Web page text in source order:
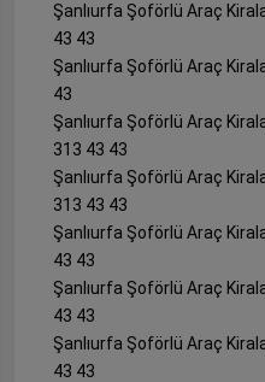
Şanlıurfa Şoförlü Araç
43 43
Şanlıurfa Şoförlü Araç
43
Şanlıurfa Şoförlü Araç
313 43 43
Şanlıurfa Şoförlü Araç
313 43 43
Şanlıurfa Şoförlü Araç
43 43
Şanlıurfa Şoförlü Araç
43 43
Şanlıurfa Şoförlü Araç
43 43